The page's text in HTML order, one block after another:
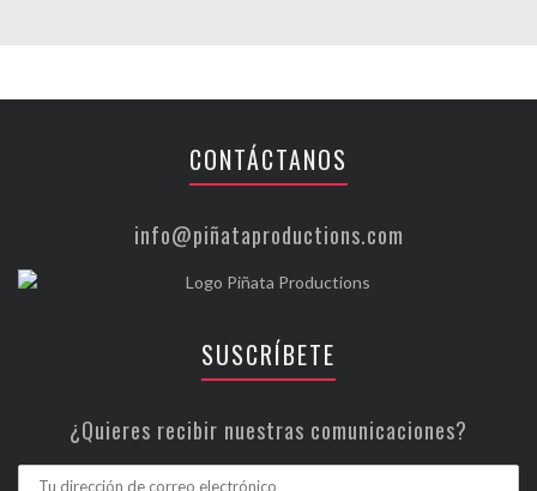
CONTÁCTANOS
info@piñataproductions.com
SUSCRÍBETE
¿Quieres recibir nuestras comunicaciones?